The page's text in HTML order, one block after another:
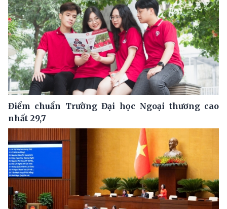
Điểm chuẩn Trường Đại học Ngoại thương cao
nhất 29,7